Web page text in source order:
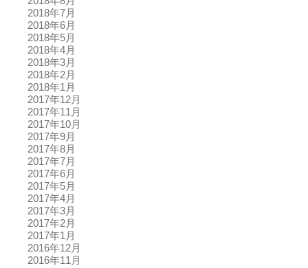
2018年7月
2018年6月
2018年5月
2018年4月
2018年3月
2018年2月
2018年1月
2017年12月
2017年11月
2017年10月
2017年9月
2017年8月
2017年7月
2017年6月
2017年5月
2017年4月
2017年3月
2017年2月
2017年1月
2016年12月
2016年11月